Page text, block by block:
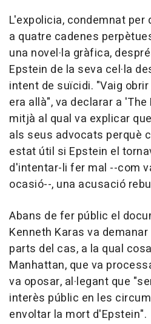
L'expolicia, condemnat
a quatre cadenes
una novel·la gràfica,
Epstein de la seva cel·la
intent de suïcidi. "Vaig
era allà", va declarar a
mitjà al qual va explicar
als seus advocats perquè
estat útil si Epstein el
d'intentar-li fer mal --com
ocasió--, una acusació
Abans de fer públic el
Kenneth Karas va
parts del cas, a la qual
Manhattan, que va
va oposar, al·legant que
interès públic en les
envoltar la mort d'Epstein".